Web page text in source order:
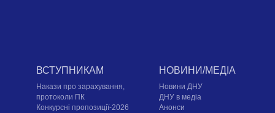
ВСТУПНИКАМ
Накази про зарахування,
протоколи ПК
Конкурсні пропозиції-2026
НОВИНИ/МЕДІА
Новини ДНУ
ДНУ в медіа
Анонси